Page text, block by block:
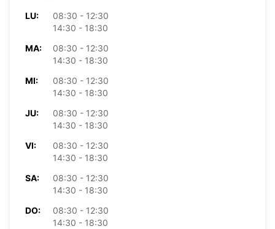
LU:
08:30 - 12:30
14:30 - 18:30
MA:
08:30 - 12:30
14:30 - 18:30
MI:
08:30 - 12:30
14:30 - 18:30
JU:
08:30 - 12:30
14:30 - 18:30
VI:
08:30 - 12:30
14:30 - 18:30
SA:
08:30 - 12:30
14:30 - 18:30
DO:
08:30 - 12:30
14:30 - 18:30